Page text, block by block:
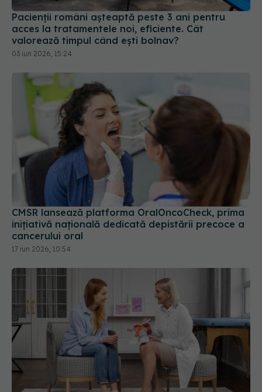
Pacienții români așteaptă peste 3 ani pentru
acces la tratamentele noi, eficiente. Cât
valorează timpul când ești bolnav?
03 iun 2026, 15:24
CMSR lansează platforma OralOncoCheck, prima
inițiativă națională dedicată depistării precoce a
cancerului oral
17 iun 2026, 10:54